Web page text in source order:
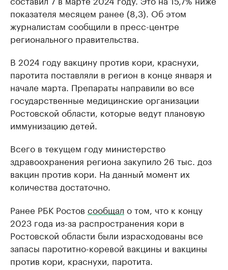
показателя месяцем ранее (8,3). Об этом
журналистам сообщили в пресс-центре
регионального правительства.
В 2024 году вакцину против кори, краснухи,
паротита поставляли в регион в конце января и
начале марта. Препараты направили во все
государственные медицинские организации
Ростовской области, которые ведут плановую
иммунизацию детей.
Всего в текущем году министерство
здравоохранения региона закупило 26 тыс. доз
вакцин против кори. На данный момент их
количества достаточно.
Ранее РБК Ростов сообщал о том, что к концу
2023 года из-за распространения кори в
Ростовской области были израсходованы все
запасы паротитно-коревой вакцины и вакцины
против кори, краснухи, паротита.